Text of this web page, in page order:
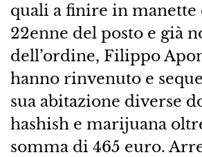
quali a finire in manette
22enne del posto e già
dell’ordine, Filippo
hanno rinvenuto e
sua abitazione diverse
hashish e marijuana
somma di 465 euro.